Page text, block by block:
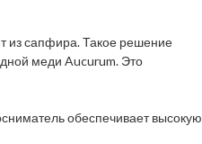
из сапфира. Такое решение
меди Aucurum. Это
обеспечивает высокую